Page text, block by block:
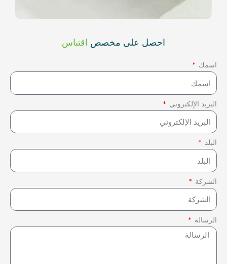
احصل على مخصص اقتباس
اسمك
البريد الإلكتروني
البلد
الشركة
الرسالة